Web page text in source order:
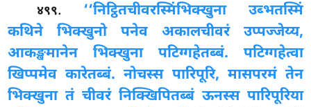
४९९. ‘‘निट्ठितचीवरस्मिंभिक्खुना उब्भतस्मिं
कथिने भिक्खुनो पनेव अकालचीवरं उप्पज्जेय्य,
आकङ्खमानेन भिक्खुना पटिग्गहेतब्बं. पटिग्गहेत्वा
खिप्पमेव कारेतब्बं. नोचस्स पारिपूरि, मासपरमं तेन
भिक्खुनातं चीवरं निक्खिपितब्बं ऊनस्स पारिपूरिया